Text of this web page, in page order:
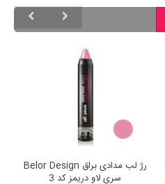
رژ لب مدادی براق Belor Design
سری لاو دریمز کد 3